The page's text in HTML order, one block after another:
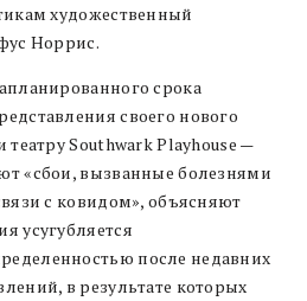
художественный
Норрис.
срока
своего нового
Southwark Playhouse —
«сбои, вызванные болезнями
с ковидом», объясняют
усугубляется
после недавних
в результате которых